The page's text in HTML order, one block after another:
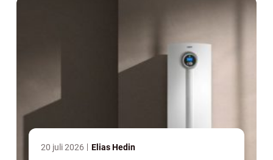
20 juli 2026 Elias Hedin